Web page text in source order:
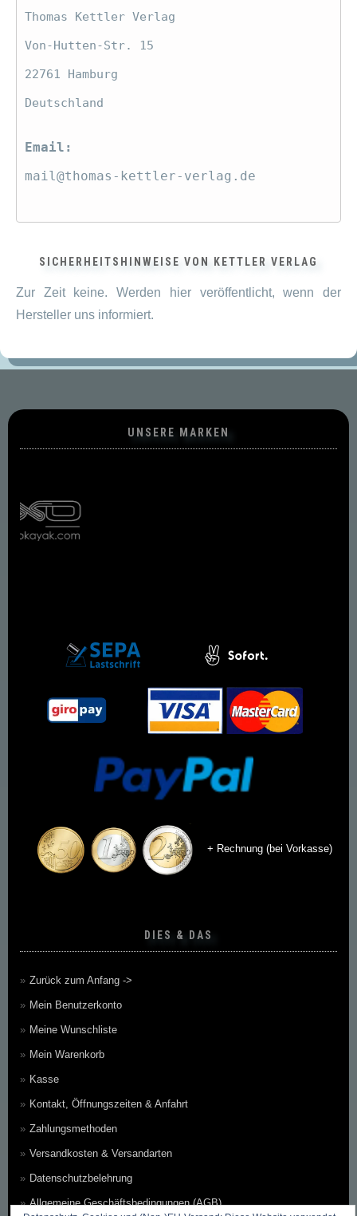
Thomas Kettler Verlag
Von-Hutten-Str. 15
22761 Hamburg
Deutschland
Email:
mail@thomas-kettler-verlag.de
SICHERHEITSHINWEISE VON KETTLER VERLAG
Zur Zeit keine. Werden hier veröffentlicht, wenn der
Hersteller uns informiert.
UNSERE MARKEN
+ Rechnung (bei Vorkasse)
DIES & DAS
Zurück zum Anfang ->
Mein Benutzerkonto
Meine Wunschliste
Mein Warenkorb
Kasse
Kontakt, Öffnungszeiten & Anfahrt
Zahlungsmethoden
Versandkosten & Versandarten
Datenschutzbelehrung
Allgemeine Geschäftsbedingungen (AGB)